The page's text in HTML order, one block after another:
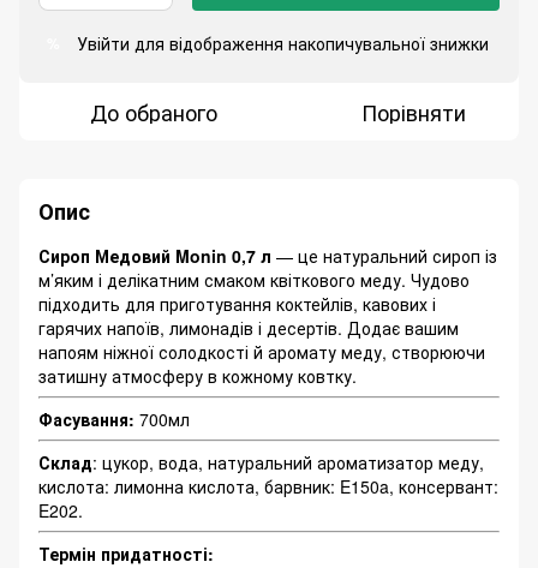
Увійти для відображення накопичувальної знижки
До обраного Порівняти
Опис
Сироп Медовий Monin 0,7 л — це натуральний сироп із
м’яким і делікатним смаком квіткового меду. Чудово
підходить для приготування коктейлів, кавових і
гарячих напоїв, лимонадів і десертів. Додає вашим
напоям ніжної солодкості й аромату меду, створюючи
затишну атмосферу в кожному ковтку.
Фасування: 700мл
Склад: цукор, вода, натуральний ароматизатор меду,
кислота: лимонна кислота, барвник: E150a, консервант:
E202.
Термін придатності: